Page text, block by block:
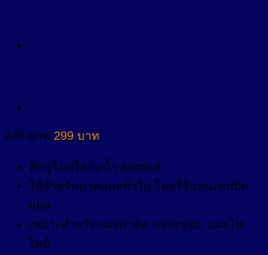
339บาท Original
was:
299 บาท
is:
299 บาท.
ฟิกซูโมลใสกันน้ำ fixomull
ใช้สำหรับบาดแผลทั่วไป โดยใช้แทนเทปปิด
แผล
เหมาะสำหรับแผลผ่าตัด แผลถลอก แผลไฟ
ไหม้